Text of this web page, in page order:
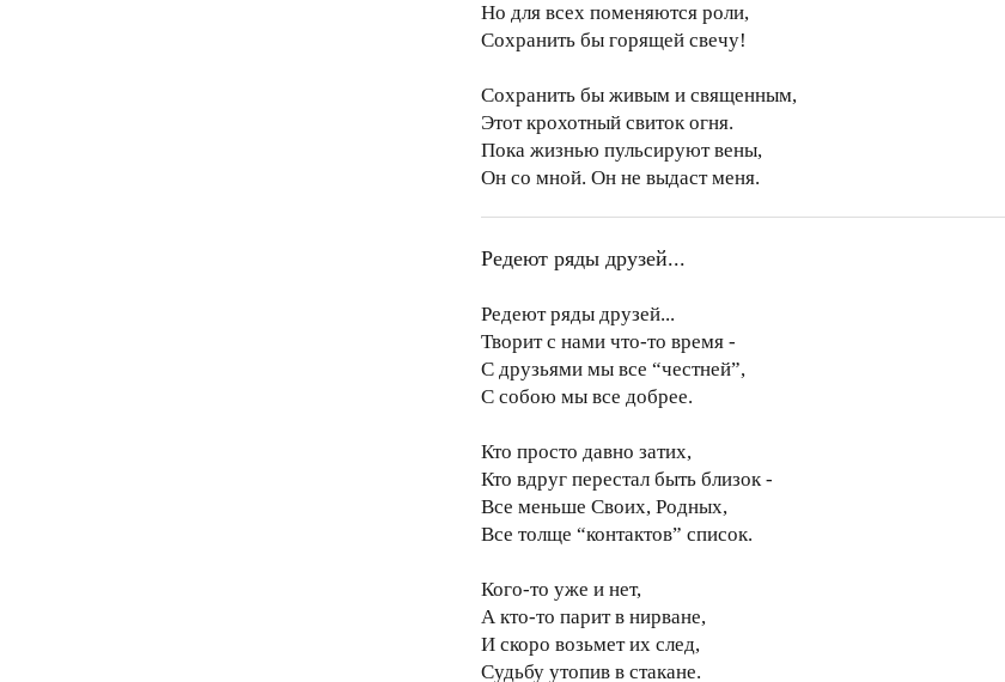
Но для всех поменяются роли,
Сохранить бы горящей свечу!
Сохранить бы живым и священным,
Этот крохотный свиток огня.
Пока жизнью пульсируют вены,
Он со мной. Он не выдаст меня.
Редеют ряды друзей...
Редеют ряды друзей...
Творит с нами что-то время -
С друзьями мы все “честней”,
С собою мы все добрее.
Кто просто давно затих,
Кто вдруг перестал быть близок -
Все меньше Своих, Родных,
Все толще “контактов” список.
Кого-то уже и нет,
А кто-то парит в нирване,
И скоро возьмет их след,
Судьбу утопив в стакане.